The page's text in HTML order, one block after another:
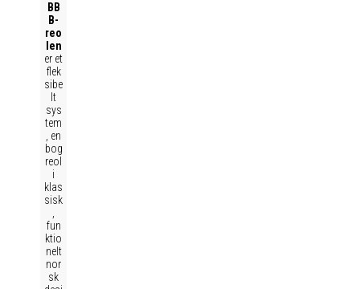
BB
B-
reo
len
er et
flek
sibe
lt
sys
tem
, en
bog
reol
i
klas
sisk
fun
ktio
nelt
nor
sk